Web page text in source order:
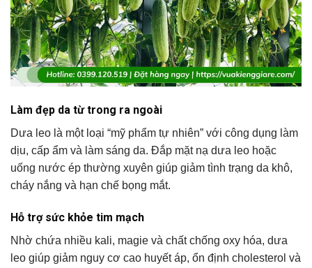
Làm đẹp da từ trong ra ngoài
Dưa leo là một loại “mỹ phẩm tự nhiên” với công dụng làm
dịu, cấp ẩm và làm sáng da. Đắp mặt nạ dưa leo hoặc
uống nước ép thường xuyên giúp giảm tình trạng da khô,
cháy nắng và hạn chế bọng mắt.
Hỗ trợ sức khỏe tim mạch
Nhờ chứa nhiều kali, magie và chất chống oxy hóa, dưa
leo giúp giảm nguy cơ cao huyết áp, ổn định cholesterol và